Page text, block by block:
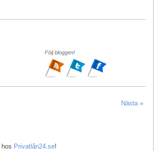
Följ bloggen!
Nästa »
hos Privatlån24.se!